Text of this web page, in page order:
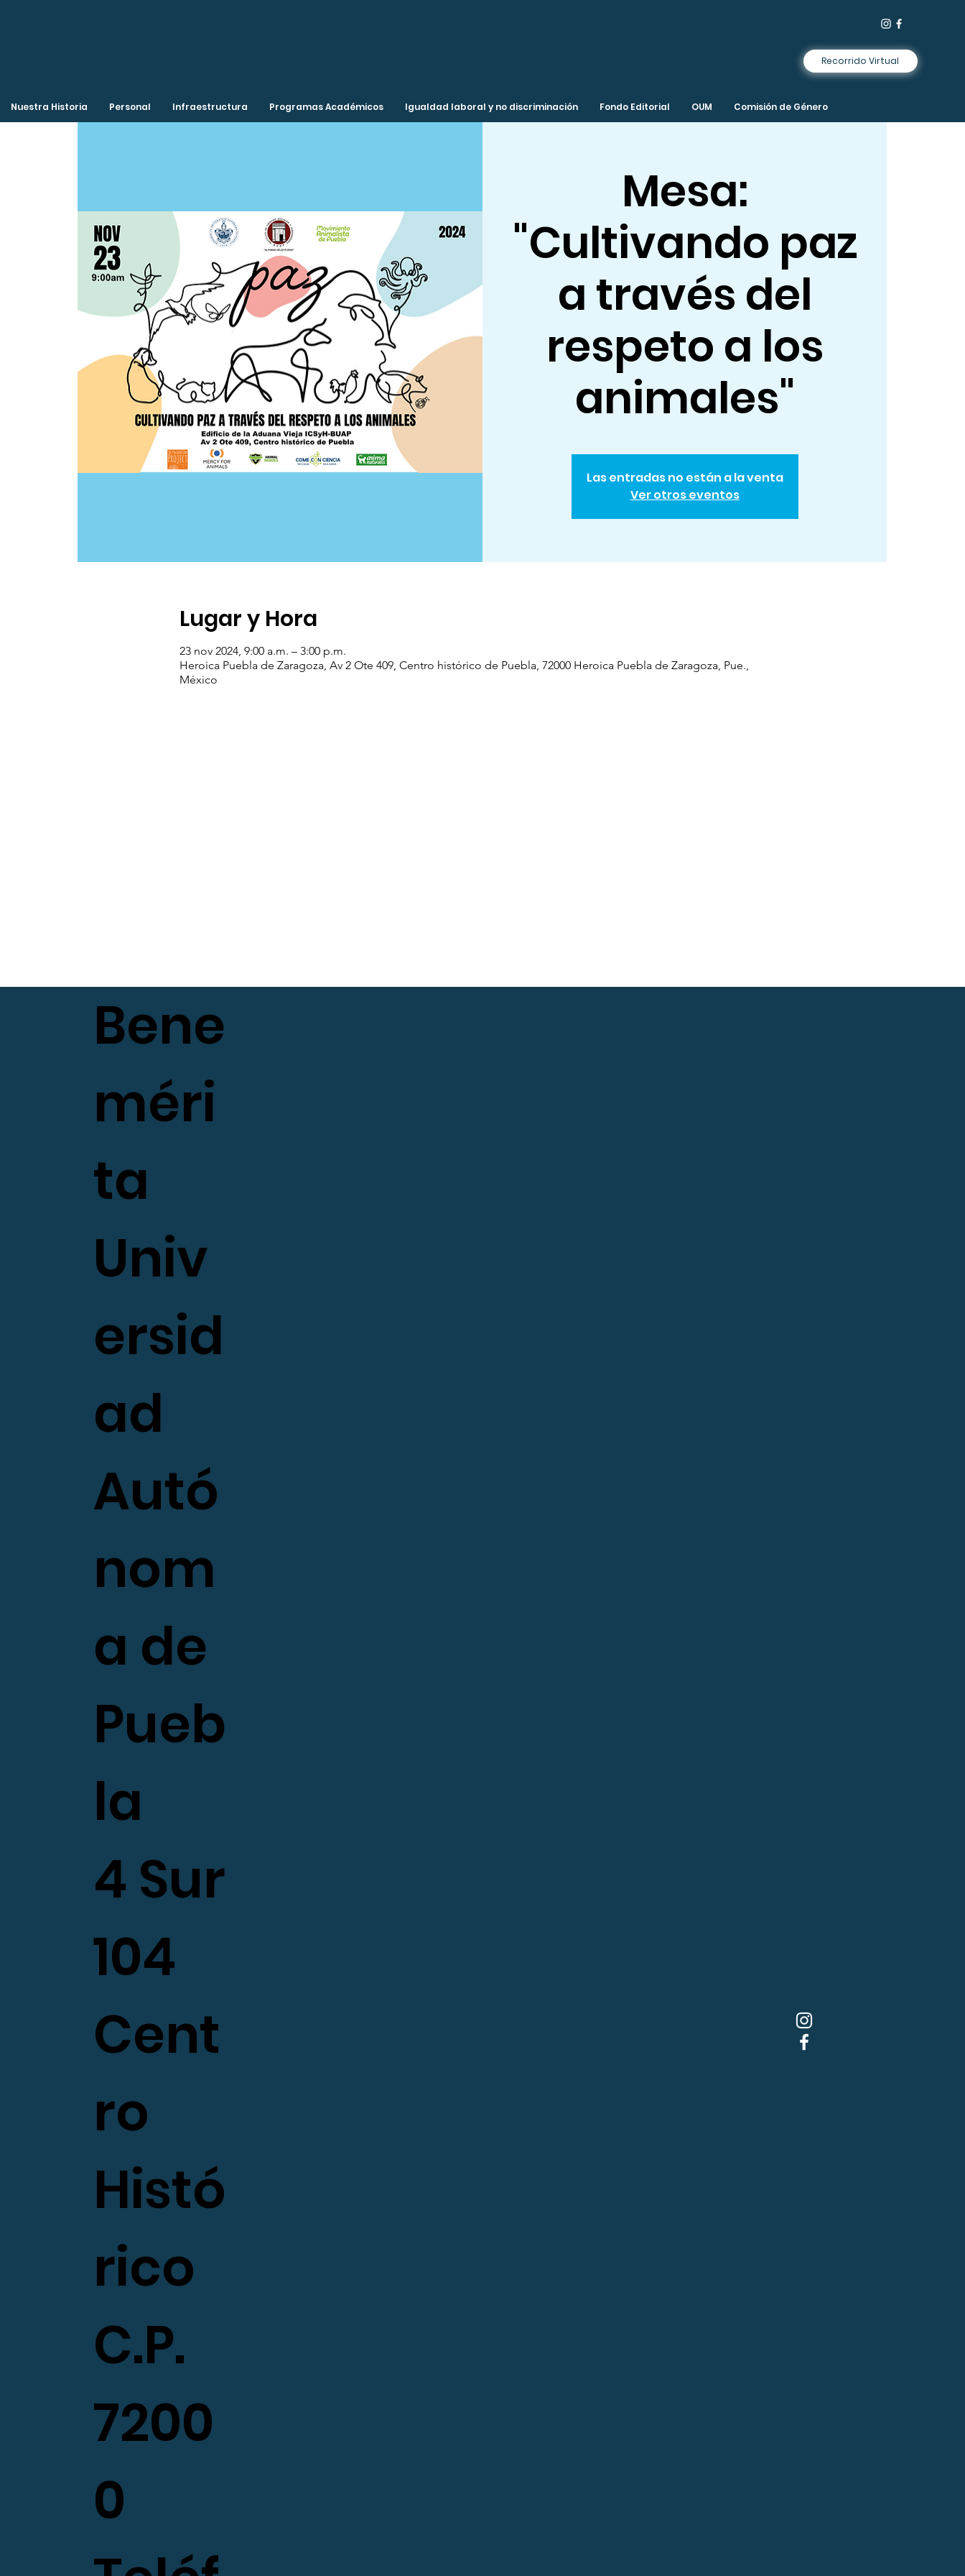
Nuestra Historia Personal Infraestructura Programas Académicos Igualdad laboral y no discriminación Fondo Editorial OUM Comisión de Género
Recorrido Virtual
Mesa:
"Cultivando paz
a través del
respeto a los
animales"
Las entradas no están a la venta
Ver otros eventos
Lugar y Hora
23 nov 2024, 9:00 a.m. – 3:00 p.m.
Heroica Puebla de Zaragoza, Av 2 Ote 409, Centro histórico de Puebla, 72000 Heroica Puebla de Zaragoza, Pue.,
México
Bene
méri
ta
Univ
ersid
ad
Autó
nom
a de
Pueb
la
4 Sur
104
Cent
ro
Histó
rico
C.P.
7200
0